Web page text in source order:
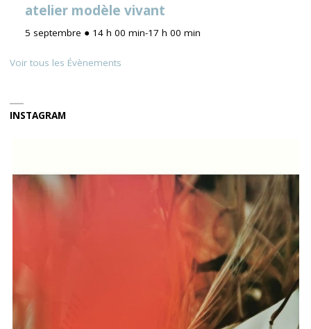
atelier modèle vivant
5 septembre ● 14 h 00 min-17 h 00 min
Voir tous les Évènements
INSTAGRAM